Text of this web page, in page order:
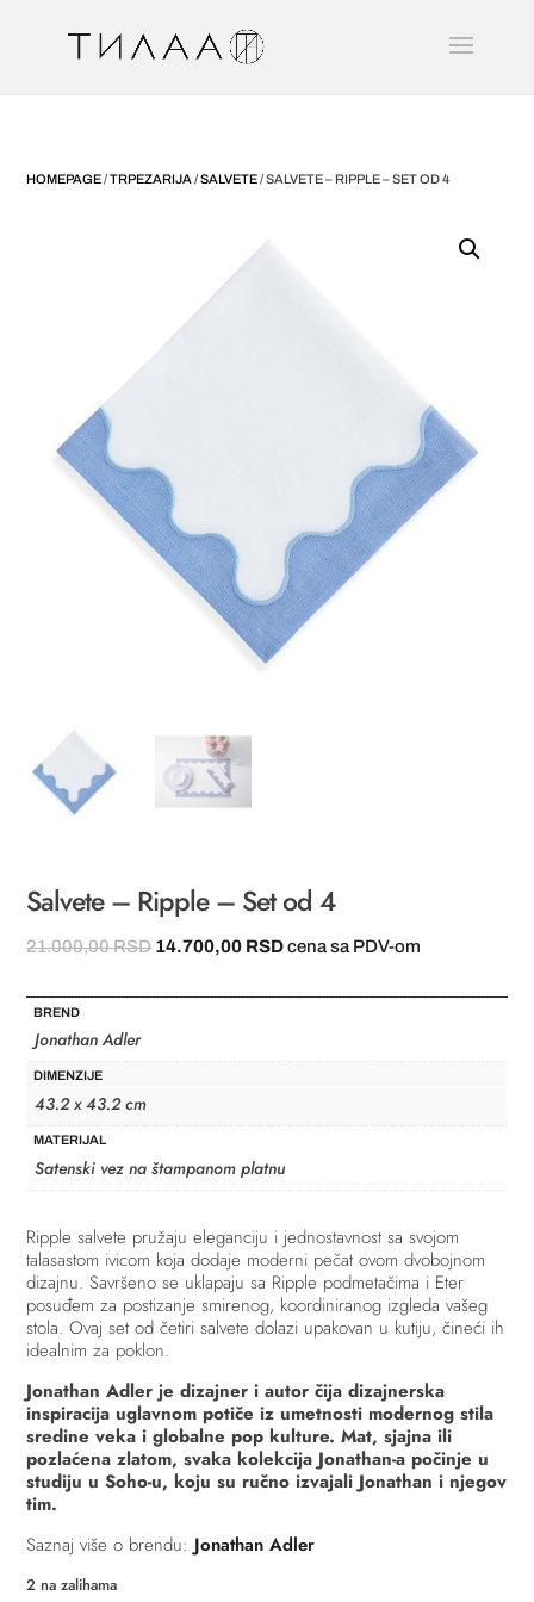
HOMEPAGE/TRPEZARIJA /SALVETE/ SALVETE – RIPPLE – SET OD 4
Salvete – Ripple – Set od 4
21.000,00RSD Originalna
je
14.700,00 RSDTrenutna
je:
cena sa PDV-om
BREND
Jonathan Adler
DIMENZIJE
43.2 x 43.2 cm
MATERIJAL
Satenski vez na štampanom platnu
Ripple salvete pružaju eleganciju i jednostavnost sa svojom
talasastom ivicom koja dodaje moderni pečat ovom dvobojnom
dizajnu. Savršeno se uklapaju sa Ripple podmetačima i Eter
posuđem za postizanje smirenog, koordiniranog izgleda vašeg
stola. Ovaj set od četiri salvete dolazi upakovan u kutiju, čineći ih
idealnim za poklon.
Jonathan Adler je dizajner i autor čija dizajnerska
inspiracija uglavnom potiče iz umetnosti modernog stila
sredine veka i globalne pop kulture. Mat, sjajna ili
pozlaćena zlatom, svaka kolekcija Jonathan-a počinje u
studiju u Soho-u, koju su ručno izvajali Jonathan i njegov
tim.
Saznaj više o brendu: Jonathan Adler
2 na zalihama